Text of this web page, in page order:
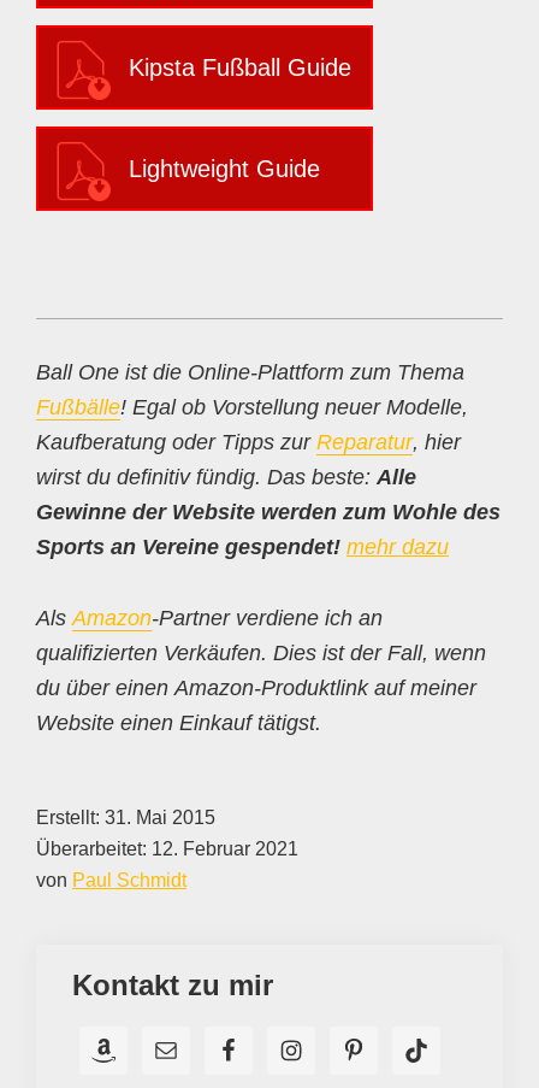
Kipsta Fußball Guide
Lightweight Guide
Ball One ist die Online-Plattform zum Thema
Fußbälle! Egal ob Vorstellung neuer Modelle,
Kaufberatung oder Tipps zur Reparatur, hier
wirst du definitiv fündig. Das beste: Alle
Gewinne der Website werden zum Wohle des
Sports an Vereine gespendet! mehr dazu
AlsAmazon-Partner verdiene ich an
qualifizierten Verkäufen. Dies ist der Fall, wenn
du über einen Amazon-Produktlink auf meiner
Website einen Einkauf tätigst.
Erstellt: 31. Mai 2015
Überarbeitet: 12. Februar 2021
von Paul Schmidt
Kontakt zu mir